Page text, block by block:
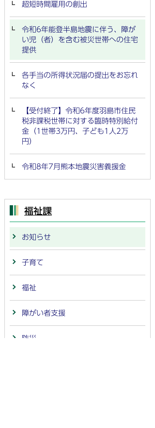
超短時間雇用の創出
令和6年能登半島地震に伴う、障が
い児（者）を含む被災世帯への住宅
提供
各手当の所得状況届の提出をお忘れ
なく
【受付終了】令和6年度羽島市住民
税非課税世帯に対する臨時特別給付
金（1世帯3万円、子ども1人2万
円）
令和8年7月熊本地震災害義援金
福祉課
お知らせ
子育て
福祉
障がい者支援
防災